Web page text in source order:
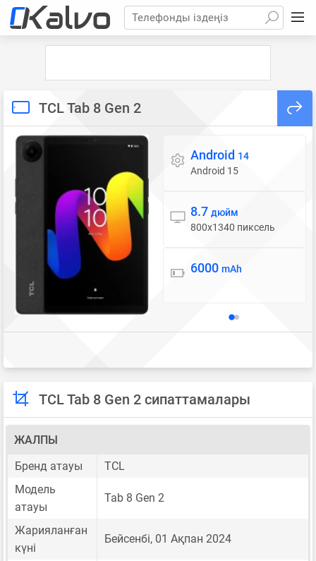
Телефонды іздеңіз
TCL Tab 8 Gen 2
Операциялық жүйе
Android 14
Android 15
Дисплей
8.7 дюйм
800x1340 пиксель
Батарея
6000 mAh
TCL Tab 8 Gen 2 сипаттамалары
ЖАЛПЫ
Бренд атауы
TCL
Модель
атауы
Tab 8 Gen 2
Жарияланған
күні
Бейсенбі, 01 Ақпан 2024